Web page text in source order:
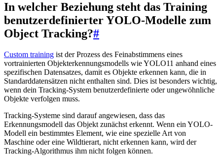
In welcher Beziehung steht das Training
benutzerdefinierter YOLO-Modelle zum
Object Tracking?#
Custom training ist der Prozess des Feinabstimmens eines
vortrainierten Objekterkennungsmodells wie YOLO11 anhand eines
spezifischen Datensatzes, damit es Objekte erkennen kann, die in
Standarddatensätzen nicht enthalten sind. Dies ist besonders wichtig,
wenn dein Tracking-System benutzerdefinierte oder ungewöhnliche
Objekte verfolgen muss.
Tracking-Systeme sind darauf angewiesen, dass das
Erkennungsmodell das Objekt zunächst erkennt. Wenn ein YOLO-
Modell ein bestimmtes Element, wie eine spezielle Art von
Maschine oder eine Wildtierart, nicht erkennen kann, wird der
Tracking-Algorithmus ihm nicht folgen können.